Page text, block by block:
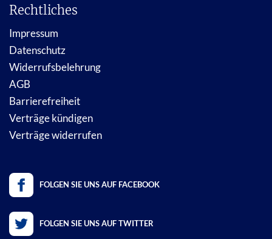
Rechtliches
Impressum
Datenschutz
Widerrufsbelehrung
AGB
Barrierefreiheit
Verträge kündigen
Verträge widerrufen
FOLGEN SIE UNS AUF FACEBOOK
FOLGEN SIE UNS AUF TWITTER